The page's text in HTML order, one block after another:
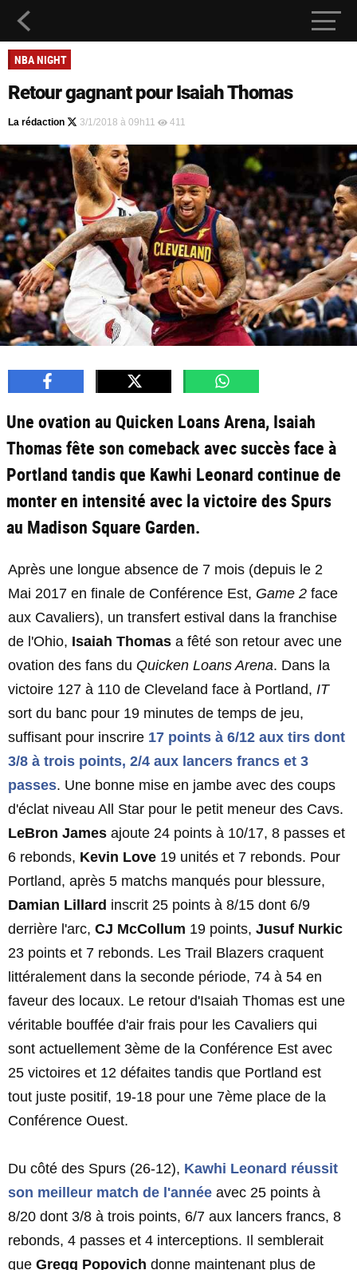
NBA NIGHT
Retour gagnant pour Isaiah Thomas
La rédaction 3/1/2018 à 09h11 411
Une ovation au Quicken Loans Arena, Isaiah
Thomas fête son comeback avec succès face à
Portland tandis que Kawhi Leonard continue de
monter en intensité avec la victoire des Spurs
au Madison Square Garden.
Après une longue absence de 7 mois (depuis le 2
Mai 2017 en finale de Conférence Est, Game 2 face
aux Cavaliers), un transfert estival dans la franchise
de l'Ohio, Isaiah Thomas a fêté son retour avec une
ovation des fans du Quicken Loans Arena. Dans la
victoire 127 à 110 de Cleveland face à Portland, IT
sort du banc pour 19 minutes de temps de jeu,
suffisant pour inscrire 17 points à 6/12 aux tirs dont
3/8 à trois points, 2/4 aux lancers francs et 3
passes. Une bonne mise en jambe avec des coups
d'éclat niveau All Star pour le petit meneur des Cavs.
LeBron James ajoute 24 points à 10/17, 8 passes et
6 rebonds, Kevin Love 19 unités et 7 rebonds. Pour
Portland, après 5 matchs manqués pour blessure,
Damian Lillard inscrit 25 points à 8/15 dont 6/9
derrière l'arc, CJ McCollum 19 points, Jusuf Nurkic
23 points et 7 rebonds. Les Trail Blazers craquent
littéralement dans la seconde période, 74 à 54 en
faveur des locaux. Le retour d'Isaiah Thomas est une
véritable bouffée d'air frais pour les Cavaliers qui
sont actuellement 3ème de la Conférence Est avec
25 victoires et 12 défaites tandis que Portland est
tout juste positif, 19-18 pour une 7ème place de la
Conférence Ouest.
Du côté des Spurs (26-12), Kawhi Leonard réussit
son meilleur match de l'année avec 25 points à
8/20 dont 3/8 à trois points, 6/7 aux lancers francs, 8
rebonds, 4 passes et 4 interceptions. Il semblerait
que Gregg Popovich donne maintenant plus de